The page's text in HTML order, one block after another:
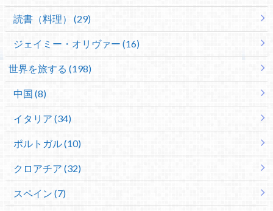
読書（料理） (29)
ジェイミー・オリヴァー (16)
世界を旅する (198)
中国 (8)
イタリア (34)
ポルトガル (10)
クロアチア (32)
スペイン (7)